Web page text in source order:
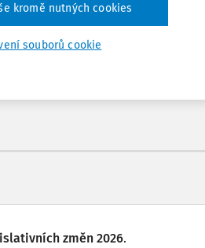
aplikaci
změn 2026.
souborů cookie
kromě nutných cookies